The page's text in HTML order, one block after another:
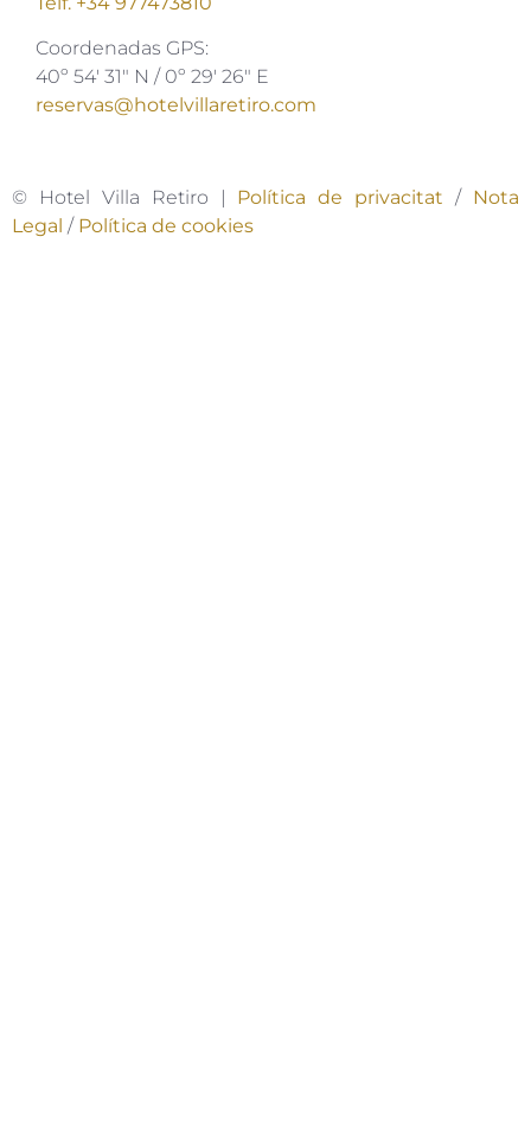
Coordenadas GPS:
40º 54′ 31″ N / 0º 29′ 26″ E
reservas@hotelvillaretiro.com
© Hotel Villa Retiro | Política de privacitat / Nota
Legal / Política de cookies